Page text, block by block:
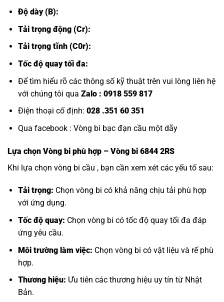
Độ dày (B):
Tải trọng động (Cr):
Tải trọng tĩnh (C0r):
Tốc độ quay tối đa:
Để tìm hiểu rõ các thông số kỹ thuật trên vui lòng liên hệ
với chúng tôi qua Zalo : 0918 559 817
Điện thoại cố định: 028 .351 60 351
Qua facebook : Vòng bi bạc đạn cầu một dãy
Lựa chọn Vòng bi phù hợp – Vòng bi 6844 2RS
Khi lựa chọn vòng bi cầu , bạn cần xem xét các yếu tố sau:
Tải trọng: Chọn vòng bi có khả năng chịu tải phù hợp
với ứng dụng.
Tốc độ quay: Chọn vòng bi có tốc độ quay tối đa đáp
ứng yêu cầu.
Môi trường làm việc: Chọn vòng bi có vật liệu và rế phù
hợp.
Thương hiệu: Ưu tiên các thương hiệu uy tín từ Nhật
Bản.